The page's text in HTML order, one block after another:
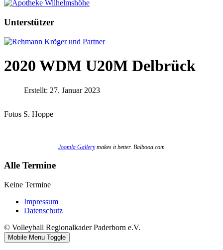
Unterstützer
2020 WDM U20M Delbrück
Erstellt: 27. Januar 2023
Fotos S. Hoppe
Joomla Gallerymakes it better. Balbooa.com
Alle Termine
Keine Termine
Impressum
Datenschutz
© Volleyball Regionalkader Paderborn e.V.
Mobile Menu Toggle